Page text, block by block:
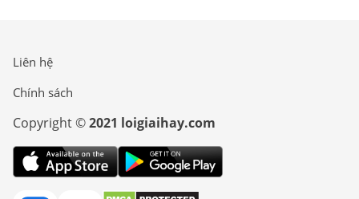
Liên hệ
Chính sách
Copyright ©2021 loigiaihay.com